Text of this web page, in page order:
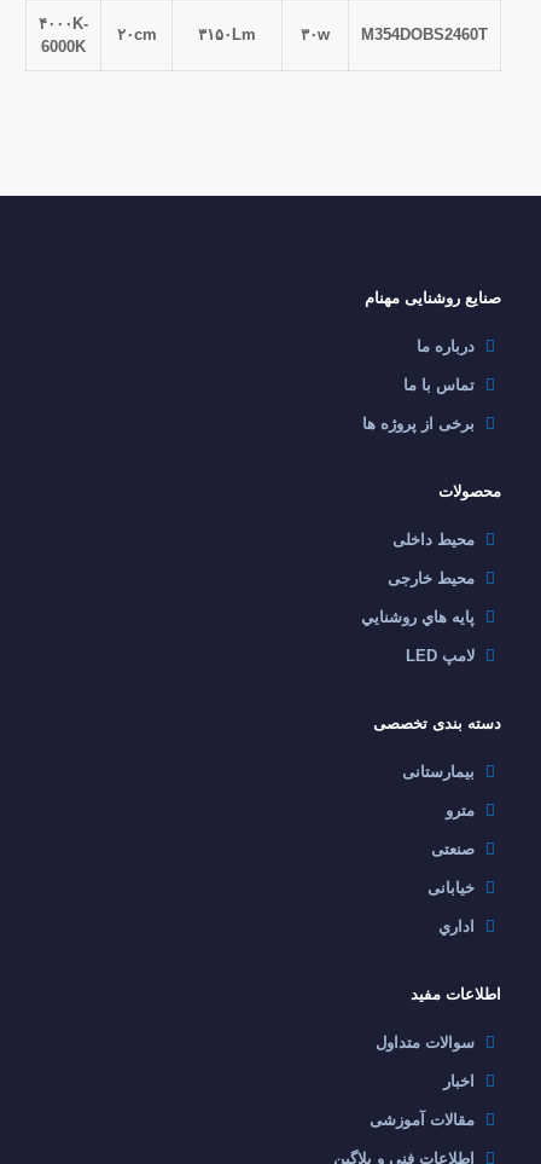
M354DOBS2460T ۳۰w ۳۱۵۰Lm ۲۰cm
۴۰۰۰K-
6000K
صنایع روشنایی مهنام
درباره ما
تماس با ما
برخی از پروژه ها
محصولات
محیط داخلی
محیط خارجی
پايه هاي روشنايي
لامپ LED
دسته بندی تخصصی
بیمارستانی
مترو
صنعتی
خیابانی
اداري
اطلاعات مفید
سوالات متداول
اخبار
مقالات آموزشی
اطلاعات فنی و پلاگین